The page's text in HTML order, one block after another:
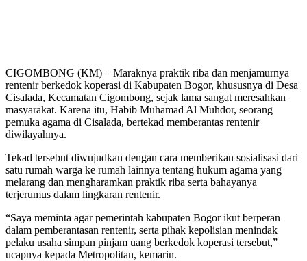
CIGOMBONG (KM) – Maraknya praktik riba dan menjamurnya
rentenir berkedok koperasi di Kabupaten Bogor, khususnya di Desa
Cisalada, Kecamatan Cigombong, sejak lama sangat meresahkan
masyarakat. Karena itu, Habib Muhamad Al Muhdor, seorang
pemuka agama di Cisalada, bertekad memberantas rentenir
diwilayahnya.
Tekad tersebut diwujudkan dengan cara memberikan sosialisasi dari
satu rumah warga ke rumah lainnya tentang hukum agama yang
melarang dan mengharamkan praktik riba serta bahayanya
terjerumus dalam lingkaran rentenir.
“Saya meminta agar pemerintah kabupaten Bogor ikut berperan
dalam pemberantasan rentenir, serta pihak kepolisian menindak
pelaku usaha simpan pinjam uang berkedok koperasi tersebut,”
ucapnya kepada Metropolitan, kemarin.